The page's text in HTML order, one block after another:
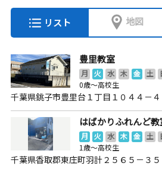
リスト 地図
豊里教室
月 火 水 木 金 土
0歳～高校生
千葉県銚子市豊里台１丁目１０４４－４
はばかりふれんど教
月 火 水 木 金 土
1歳～高校生
千葉県香取郡東庄町羽計２５６５－３５